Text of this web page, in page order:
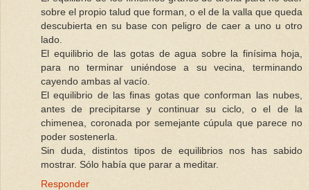
sobre el propio talud que forman, o el de la valla que queda
descubierta en su base con peligro de caer a uno u otro
lado.
El equilibrio de las gotas de agua sobre la finísima hoja,
para no terminar uniéndose a su vecina, terminando
cayendo ambas al vacío.
El equilibrio de las finas gotas que conforman las nubes,
antes de precipitarse y continuar su ciclo, o el de la
chimenea, coronada por semejante cúpula que parece no
poder sostenerla.
Sin duda, distintos tipos de equilibrios nos has sabido
mostrar. Sólo había que parar a meditar.
Responder